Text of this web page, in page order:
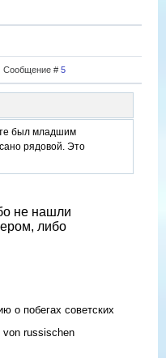
Сообщение # 5
был младшим
рядовой. Это
не нашли
либо
о побегах советских
von russischen